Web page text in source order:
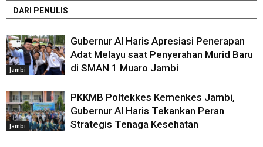
DARI PENULIS
Jambi
Gubernur Al Haris Apresiasi Penerapan
Adat Melayu saat Penyerahan Murid Baru
di SMAN 1 Muaro Jambi
Jambi
PKKMB Poltekkes Kemenkes Jambi,
Gubernur Al Haris Tekankan Peran
Strategis Tenaga Kesehatan